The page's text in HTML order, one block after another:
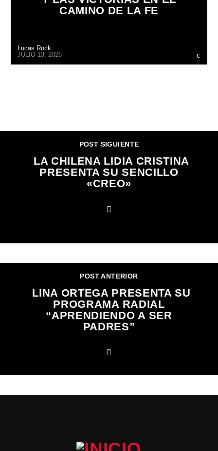
CAMINO DE LA FE
Lucas Rock
JULIO 13, 2026
POST SIGUIENTE
LA CHILENA LIDIA CRISTINA
PRESENTA SU SENCILLO
«CREO»
POST ANTERIOR
LINA ORTEGA PRESENTA SU
PROGRAMA RADIAL
“APRENDIENDO A SER
PADRES”